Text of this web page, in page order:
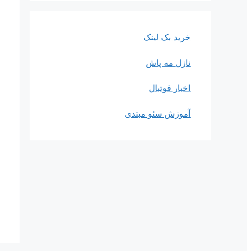
خرید بک لینک
نازل مه پاش
اخبار فوتبال
آموزش سئو مبتدی